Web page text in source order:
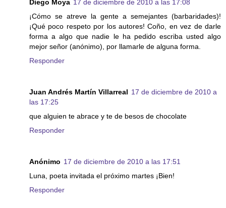
Diego Moya 17 de diciembre de 2010 a las 17:08
¡Cómo se atreve la gente a semejantes (barbaridades)!
¡Qué poco respeto por los autores! Coño, en vez de darle
forma a algo que nadie le ha pedido escriba usted algo
mejor señor (anónimo), por llamarle de alguna forma.
Responder
Juan Andrés Martín Villarreal 17 de diciembre de 2010 a
las 17:25
que alguien te abrace y te de besos de chocolate
Responder
Anónimo 17 de diciembre de 2010 a las 17:51
Luna, poeta invitada el próximo martes ¡Bien!
Responder